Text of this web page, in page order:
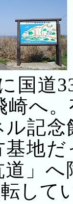
国道
崎へ
記
基地
道」
して